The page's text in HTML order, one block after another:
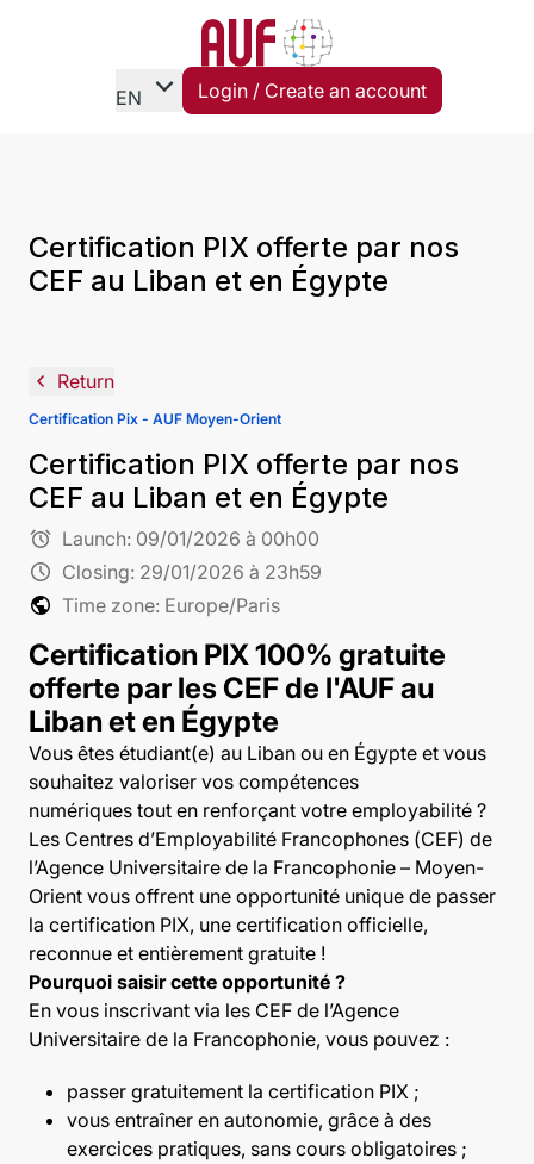
EN expand_more Login / Create an account
Certification PIX offerte par nos
CEF au Liban et en Égypte
navigate_before Return
Certification Pix - AUF Moyen-Orient
Certification PIX offerte par nos
CEF au Liban et en Égypte
alarm Launch: 09/01/2026 à 00h00
schedule Closing: 29/01/2026 à 23h59
public Time zone: Europe/Paris
Certification PIX 100% gratuite
offerte par les CEF de l'AUF au
Liban et en Égypte
Vous êtes étudiant(e) au Liban ou en Égypte et vous
souhaitez valoriser vos compétences
numériques tout en renforçant votre employabilité ?
Les Centres d’Employabilité Francophones (CEF) de
l’Agence Universitaire de la Francophonie – Moyen-
Orient vous offrent une opportunité unique de passer
la certification PIX, une certification officielle,
reconnue et entièrement gratuite !
Pourquoi saisir cette opportunité ?
En vous inscrivant via les CEF de l’Agence
Universitaire de la Francophonie, vous pouvez :
passer gratuitement la certification PIX ;
vous entraîner en autonomie, grâce à des
exercices pratiques, sans cours obligatoires ;